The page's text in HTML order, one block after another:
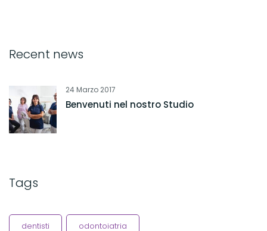
Recent news
24 Marzo 2017
Benvenuti nel nostro Studio
Tags
dentisti odontoiatria